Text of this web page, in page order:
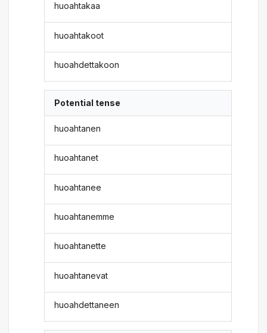
huoahtakaa
huoahtakoot
huoahdettakoon
Potential tense
huoahtanen
huoahtanet
huoahtanee
huoahtanemme
huoahtanette
huoahtanevat
huoahdettaneen